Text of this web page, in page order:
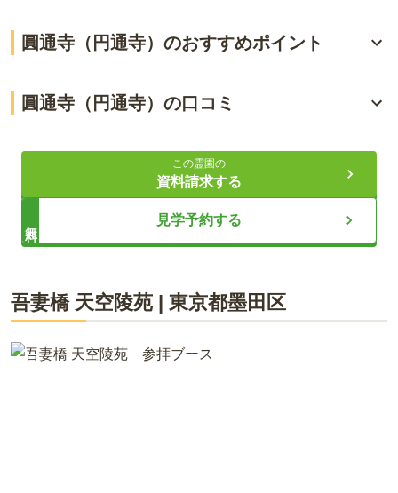
圓通寺（円通寺）のおすすめポイント
三百年を越える歴史を持つ圓通寺が管理・供養
ライフドット編集部
参り後の予定も立てやすいのが都心にあるメリットの一つで
す。荘厳な白い壁の外観が印象的な「圓通寺」は、下町情緒と
現代らしさを融合した都会ならではの禅寺で、かつて江戸時代
に時報の役割をしていた「時の鐘」が今でも置かれています。
圓通寺（円通寺）の口コミ
30代・男性
霊園の最寄り駅「清澄白河駅」から5～10程度で行けます。自
宅の最寄り駅である「桜上水駅」から「新宿駅」まで京王線
この霊園の
資料請求する
見学予約する
吾妻橋 天空陵苑 | 東京都墨田区